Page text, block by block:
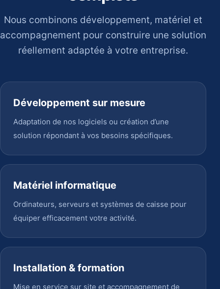
Nous combinons développement, matériel et
accompagnement pour construire une solution
réellement adaptée à votre entreprise.
Développement sur mesure
Adaptation de nos logiciels ou création d’une
solution répondant à vos besoins spécifiques.
Matériel informatique
Ordinateurs, serveurs et systèmes de caisse pour
équiper efficacement votre activité.
Installation & formation
Mise en service sur site et accompagnement de